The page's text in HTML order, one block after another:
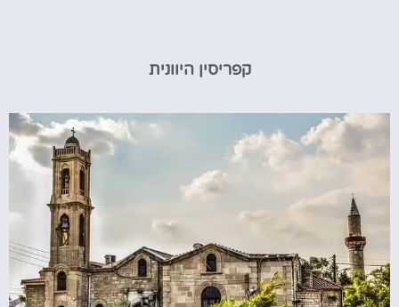
קפריסין היוונית